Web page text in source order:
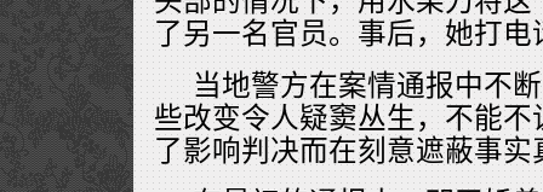
了另一名官员。事后，她打电
当地警方在案情通报中不
些改变令人疑窦丛生，不能
了影响判决而在刻意遮蔽事实